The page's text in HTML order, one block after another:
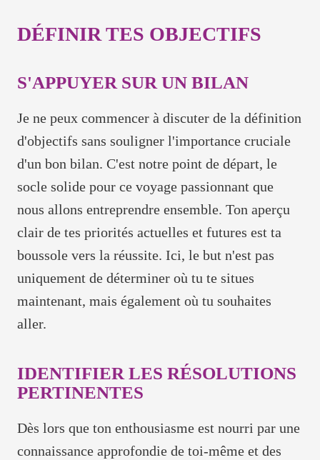
DÉFINIR TES OBJECTIFS
S'APPUYER SUR UN BILAN
Je ne peux commencer à discuter de la définition
d'objectifs sans souligner l'importance cruciale
d'un bon bilan. C'est notre point de départ, le
socle solide pour ce voyage passionnant que
nous allons entreprendre ensemble. Ton aperçu
clair de tes priorités actuelles et futures est ta
boussole vers la réussite. Ici, le but n'est pas
uniquement de déterminer où tu te situes
maintenant, mais également où tu souhaites
aller.
IDENTIFIER LES RÉSOLUTIONS
PERTINENTES
Dès lors que ton enthousiasme est nourri par une
connaissance approfondie de toi-même et des